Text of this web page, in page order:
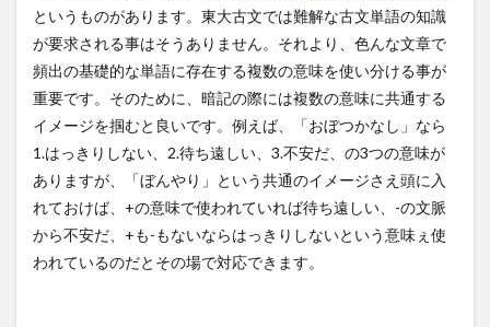
というものがあります。東大古文では難解な古文単語の知識
が要求される事はそうありません。それより、色んな文章で
頻出の基礎的な単語に存在する複数の意味を使い分ける事が
重要です。そのために、暗記の際には複数の意味に共通する
イメージを掴むと良いです。例えば、「おぼつかなし」なら
1.はっきりしない、2.待ち遠しい、3.不安だ、の3つの意味が
ありますが、「ぼんやり」という共通のイメージさえ頭に入
れておけば、+の意味で使われていれば待ち遠しい、-の文脈
から不安だ、+も-もないならはっきりしないという意味ぇ使
われているのだとその場で対応できます。